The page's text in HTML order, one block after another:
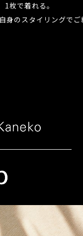
枚で着れる。
身のスタイリングでご